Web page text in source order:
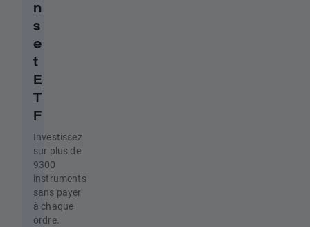
n
s
e
t
E
T
F
Investissez
sur plus de
9300
instruments
sans payer
à chaque
ordre.